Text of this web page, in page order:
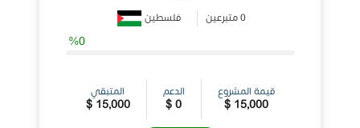
0 متبرعين فلسطين
%0
قيمة المشروع
15,000 $
الدعم
0 $
المتبقي
15,000 $